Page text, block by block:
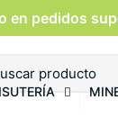
en pedidos